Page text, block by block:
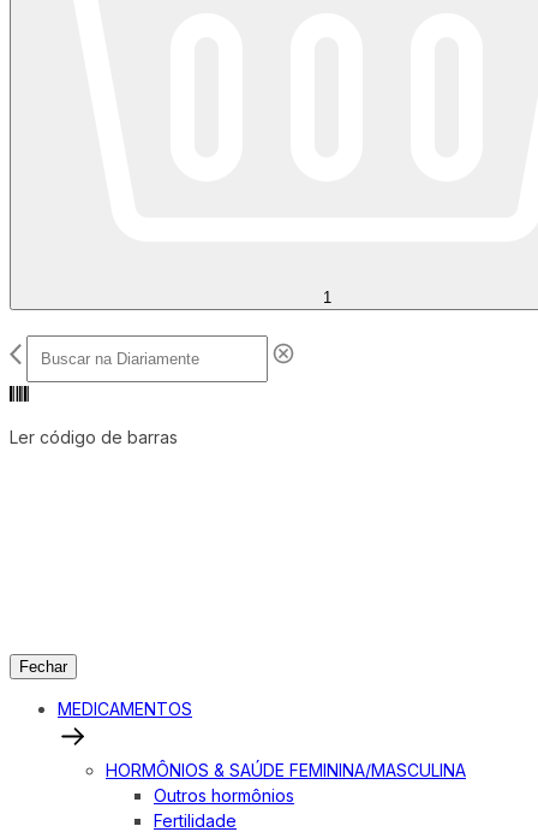
1
Ler código de barras
Fechar
MEDICAMENTOS
HORMÔNIOS & SAÚDE FEMININA/MASCULINA
Outros hormônios
Fertilidade